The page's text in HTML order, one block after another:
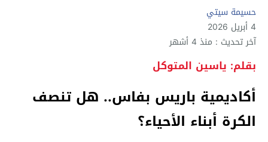
حسيمة سيتي
4 أبريل 2026
آخر تحديث : منذ 4 أشهر
بقلم: ياسين المتوكل
أكاديمية باريس بفاس.. هل تنصف
الكرة أبناء الأحياء؟